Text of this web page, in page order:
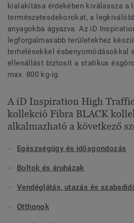
kialakítása érdekében kiválassza a
természetesdekorokat, a
anyagokba ágyazva. Az iD
legforgalmasabb területekhez
terhelésekkel ésbenyomódásokkal
ellenállást biztosít a statikus
max. 800 kg-ig.
A iD Inspiration High
kollekció Fibra BLACK
alkalmazható a következő
Egészségügy és idősgondozás
Boltok és áruházak
Vendéglátás, utazás és
Otthonok